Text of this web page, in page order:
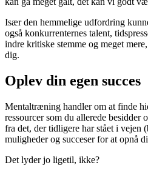
Især den hemmelige udfordring
også konkurrenternes talent,
indre kritiske stemme og meget
dig.
Oplev din egen succes
Mentaltræning handler om at finde
ressourcer som du allerede
fra det, der tidligere har stået i vejen
muligheder og succeser for at opnå
Det lyder jo ligetil, ikke?